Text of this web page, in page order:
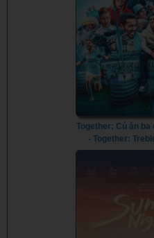
Together: Cú ăn
- Together: